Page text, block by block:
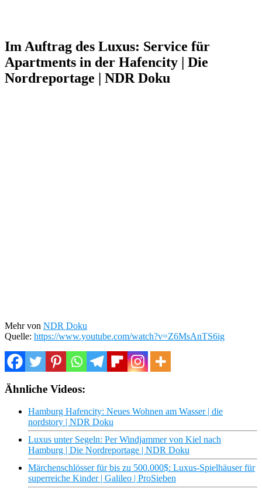
Im Auftrag des Luxus: Service für
Apartments in der Hafencity | Die
Nordreportage | NDR Doku
Mehr von NDR Doku
Quelle: https://www.youtube.com/watch?v=Z6MsAnTS6ig
Ähnliche Videos:
Hamburg Hafencity: Neues Wohnen am Wasser | die
nordstory | NDR Doku
Luxus unter Segeln: Per Windjammer von Kiel nach
Hamburg | Die Nordreportage | NDR Doku
Märchenschlösser für bis zu 500.000$: Luxus-Spielhäuser für
superreiche Kinder | Galileo | ProSieben